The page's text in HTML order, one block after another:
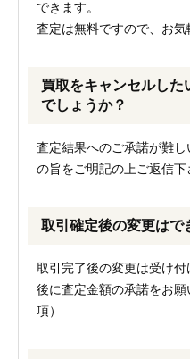
できます。
査定は無料ですので、お気
買取をキャンセルした
でしょうか？
査定結果へのご承諾が難
の旨をご明記の上ご返信下
取引確定後の変更はで
取引完了後の変更は受け
後に査定金額の承諾をお
項）